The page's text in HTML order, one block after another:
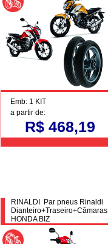
Emb: 1 KIT
a partir de:
R$ 468,19
RINALDI Par pneus Rinaldi
Dianteiro+Traseiro+Câmaras
HONDA BIZ